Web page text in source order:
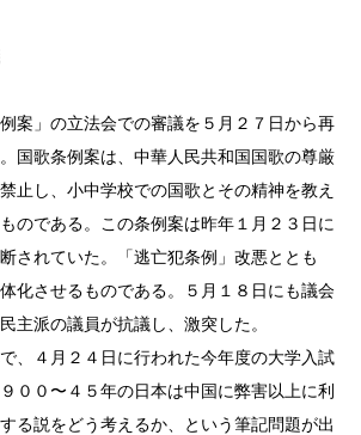
案」の立法会での審議を５月２７日から再
国歌条例案は、中華人民共和国国歌の尊厳
止し、小中学校での国歌とその精神を教え
のである。この条例案は昨年１月２３日に
されていた。「逃亡犯条例」改悪ととも
化させるものである。５月１８日にも議会
主派の議員が抗議し、激突した。
、４月２４日に行われた今年度の大学入試
００〜４５年の日本は中国に弊害以上に利
る説をどう考えるか、という筆記問題が出